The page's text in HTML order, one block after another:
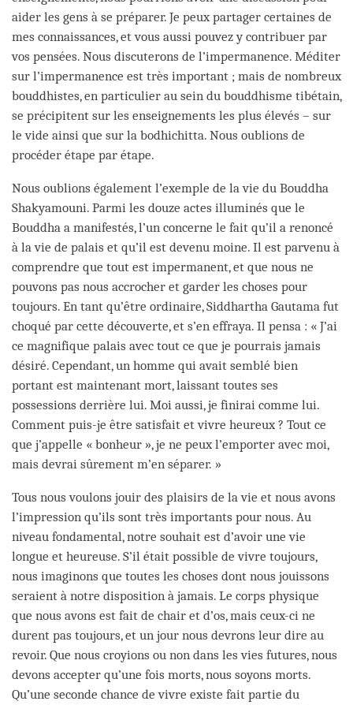
aider les gens à se préparer. Je peux partager certaines de
mes connaissances, et vous aussi pouvez y contribuer par
vos pensées. Nous discuterons de l’impermanence. Méditer
sur l’impermanence est très important ; mais de nombreux
bouddhistes, en particulier au sein du bouddhisme tibétain,
se précipitent sur les enseignements les plus élevés – sur
le vide ainsi que sur la bodhichitta. Nous oublions de
procéder étape par étape.
Nous oublions également l’exemple de la vie du Bouddha
Shakyamouni. Parmi les douze actes illuminés que le
Bouddha a manifestés, l’un concerne le fait qu’il a renoncé
à la vie de palais et qu’il est devenu moine. Il est parvenu à
comprendre que tout est impermanent, et que nous ne
pouvons pas nous accrocher et garder les choses pour
toujours. En tant qu’être ordinaire, Siddhartha Gautama fut
choqué par cette découverte, et s’en effraya. Il pensa : « J’ai
ce magnifique palais avec tout ce que je pourrais jamais
désiré. Cependant, un homme qui avait semblé bien
portant est maintenant mort, laissant toutes ses
possessions derrière lui. Moi aussi, je finirai comme lui.
Comment puis-je être satisfait et vivre heureux ? Tout ce
que j’appelle « bonheur », je ne peux l’emporter avec moi,
mais devrai sûrement m’en séparer. »
Tous nous voulons jouir des plaisirs de la vie et nous avons
l’impression qu’ils sont très importants pour nous. Au
niveau fondamental, notre souhait est d’avoir une vie
longue et heureuse. S’il était possible de vivre toujours,
nous imaginons que toutes les choses dont nous jouissons
seraient à notre disposition à jamais. Le corps physique
que nous avons est fait de chair et d’os, mais ceux-ci ne
durent pas toujours, et un jour nous devrons leur dire au
revoir. Que nous croyions ou non dans les vies futures, nous
devons accepter qu’une fois morts, nous soyons morts.
Qu’une seconde chance de vivre existe fait partie du